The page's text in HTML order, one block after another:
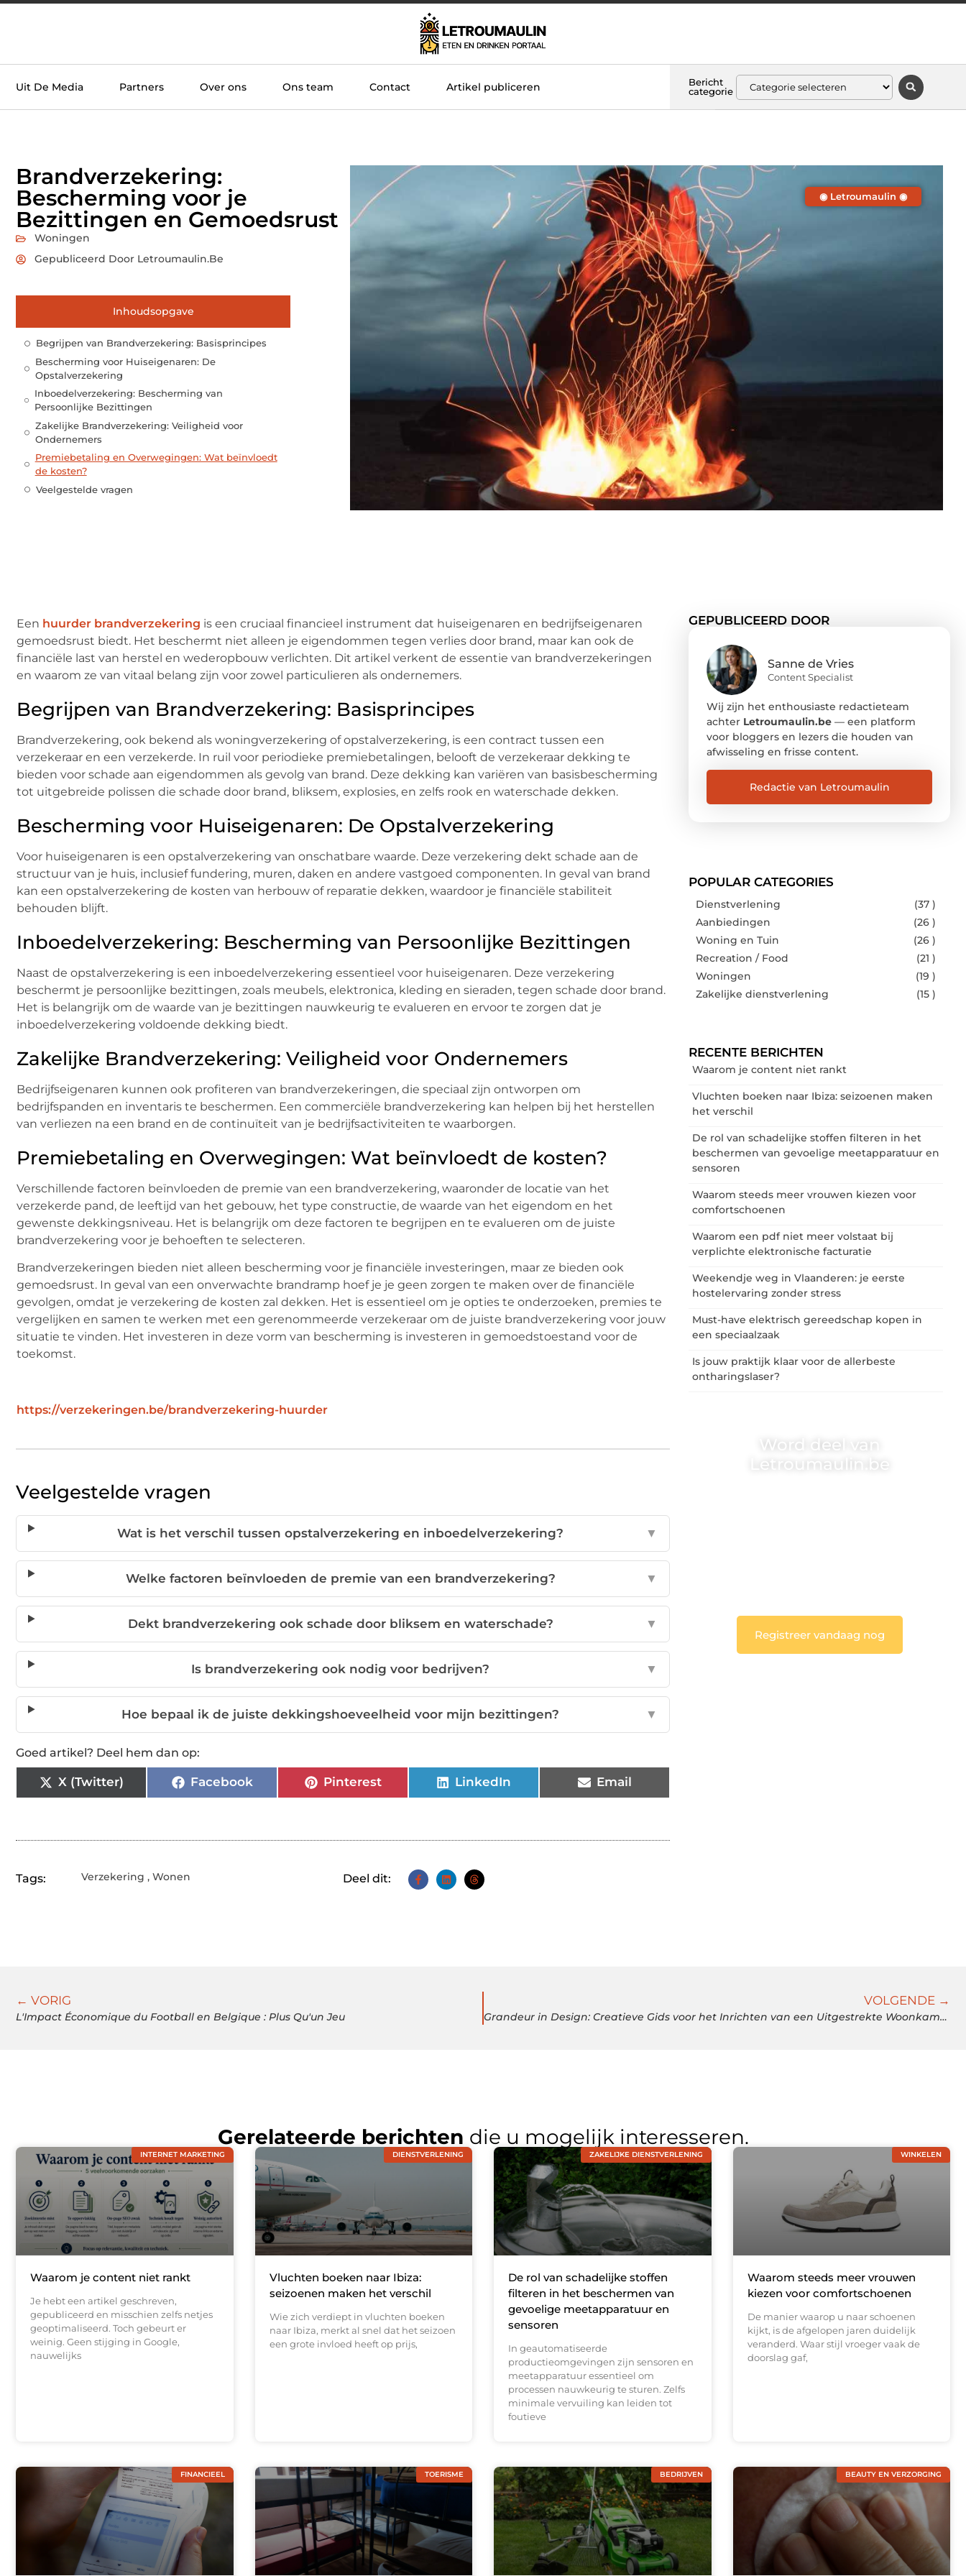
Uit De Media Partners Over ons Ons team Contact Artikel publiceren
Bericht
categorie
Brandverzekering:
Bescherming voor je
Bezittingen en Gemoedsrust
Woningen
Gepubliceerd Door Letroumaulin.be
Inhoudsopgave
Begrijpen van Brandverzekering: Basisprincipes
Bescherming voor Huiseigenaren: De
Opstalverzekering
Inboedelverzekering: Bescherming van
Persoonlijke Bezittingen
Zakelijke Brandverzekering: Veiligheid voor
Ondernemers
Premiebetaling en Overwegingen: Wat beïnvloedt
de kosten?
Veelgestelde vragen
◉ Letroumaulin ◉
Een huurder brandverzekering is een cruciaal financieel instrument dat huiseigenaren en bedrijfseigenaren
gemoedsrust biedt. Het beschermt niet alleen je eigendommen tegen verlies door brand, maar kan ook de
financiële last van herstel en wederopbouw verlichten. Dit artikel verkent de essentie van brandverzekeringen
en waarom ze van vitaal belang zijn voor zowel particulieren als ondernemers.
Begrijpen van Brandverzekering: Basisprincipes
Brandverzekering, ook bekend als woningverzekering of opstalverzekering, is een contract tussen een
verzekeraar en een verzekerde. In ruil voor periodieke premiebetalingen, belooft de verzekeraar dekking te
bieden voor schade aan eigendommen als gevolg van brand. Deze dekking kan variëren van basisbescherming
tot uitgebreide polissen die schade door brand, bliksem, explosies, en zelfs rook en waterschade dekken.
Bescherming voor Huiseigenaren: De Opstalverzekering
Voor huiseigenaren is een opstalverzekering van onschatbare waarde. Deze verzekering dekt schade aan de
structuur van je huis, inclusief fundering, muren, daken en andere vastgoed componenten. In geval van brand
kan een opstalverzekering de kosten van herbouw of reparatie dekken, waardoor je financiële stabiliteit
behouden blijft.
Inboedelverzekering: Bescherming van Persoonlijke Bezittingen
Naast de opstalverzekering is een inboedelverzekering essentieel voor huiseigenaren. Deze verzekering
beschermt je persoonlijke bezittingen, zoals meubels, elektronica, kleding en sieraden, tegen schade door brand.
Het is belangrijk om de waarde van je bezittingen nauwkeurig te evalueren en ervoor te zorgen dat je
inboedelverzekering voldoende dekking biedt.
Zakelijke Brandverzekering: Veiligheid voor Ondernemers
Bedrijfseigenaren kunnen ook profiteren van brandverzekeringen, die speciaal zijn ontworpen om
bedrijfspanden en inventaris te beschermen. Een commerciële brandverzekering kan helpen bij het herstellen
van verliezen na een brand en de continuïteit van je bedrijfsactiviteiten te waarborgen.
Premiebetaling en Overwegingen: Wat beïnvloedt de kosten?
Verschillende factoren beïnvloeden de premie van een brandverzekering, waaronder de locatie van het
verzekerde pand, de leeftijd van het gebouw, het type constructie, de waarde van het eigendom en het
gewenste dekkingsniveau. Het is belangrijk om deze factoren te begrijpen en te evalueren om de juiste
brandverzekering voor je behoeften te selecteren.
Brandverzekeringen bieden niet alleen bescherming voor je financiële investeringen, maar ze bieden ook
gemoedsrust. In geval van een onverwachte brandramp hoef je je geen zorgen te maken over de financiële
gevolgen, omdat je verzekering de kosten zal dekken. Het is essentieel om je opties te onderzoeken, premies te
vergelijken en samen te werken met een gerenommeerde verzekeraar om de juiste brandverzekering voor jouw
situatie te vinden. Het investeren in deze vorm van bescherming is investeren in gemoedstoestand voor de
toekomst.
https://verzekeringen.be/brandverzekering-huurder
Veelgestelde vragen
Wat is het verschil tussen opstalverzekering en inboedelverzekering? ▼
Welke factoren beïnvloeden de premie van een brandverzekering? ▼
Dekt brandverzekering ook schade door bliksem en waterschade? ▼
Is brandverzekering ook nodig voor bedrijven? ▼
Hoe bepaal ik de juiste dekkingshoeveelheid voor mijn bezittingen? ▼
Goed artikel? Deel hem dan op:
X (Twitter) Facebook Pinterest LinkedIn Email
Tags: Verzekering , Wonen Deel dit:
GEPUBLICEERD DOOR
Sanne de Vries
Content Specialist
Wij zijn het enthousiaste redactieteam
achter Letroumaulin.be — een platform
voor bloggers en lezers die houden van
afwisseling en frisse content.
Redactie van Letroumaulin
POPULAR CATEGORIES
Dienstverlening
(37 )
Aanbiedingen
(26 )
Woning en Tuin
(26 )
Recreation / Food
(21 )
Woningen
(19 )
Zakelijke dienstverlening
(15 )
RECENTE BERICHTEN
Waarom je content niet rankt
Vluchten boeken naar Ibiza: seizoenen maken
het verschil
De rol van schadelijke stoffen filteren in het
beschermen van gevoelige meetapparatuur en
sensoren
Waarom steeds meer vrouwen kiezen voor
comfortschoenen
Waarom een pdf niet meer volstaat bij
verplichte elektronische facturatie
Weekendje weg in Vlaanderen: je eerste
hostelervaring zonder stress
Must-have elektrisch gereedschap kopen in
een speciaalzaak
Is jouw praktijk klaar voor de allerbeste
ontharingslaser?
Word deel van
Letroumaulin.be
Registreer vandaag nog
← VORIG
L'Impact Économique du Football en Belgique : Plus Qu'un Jeu
VOLGENDE →
Grandeur in Design: Creatieve Gids voor het Inrichten van een Uitgestrekte Woonkamer
Gerelateerde berichten die u mogelijk interesseren.
INTERNET MARKETING
Waarom je content niet rankt
Je hebt een artikel geschreven,
gepubliceerd en misschien zelfs netjes
geoptimaliseerd. Toch gebeurt er
weinig. Geen stijging in Google,
nauwelijks
DIENSTVERLENING
Vluchten boeken naar Ibiza:
seizoenen maken het verschil
Wie zich verdiept in vluchten boeken
naar Ibiza, merkt al snel dat het seizoen
een grote invloed heeft op prijs,
ZAKELIJKE DIENSTVERLENING
De rol van schadelijke stoffen
filteren in het beschermen van
gevoelige meetapparatuur en
sensoren
In geautomatiseerde
productieomgevingen zijn sensoren en
meetapparatuur essentieel om
processen nauwkeurig te sturen. Zelfs
minimale vervuiling kan leiden tot
foutieve
WINKELEN
Waarom steeds meer vrouwen
kiezen voor comfortschoenen
De manier waarop u naar schoenen
kijkt, is de afgelopen jaren duidelijk
veranderd. Waar stijl vroeger vaak de
doorslag gaf,
FINANCIEEL TOERISME BEDRIJVEN BEAUTY EN VERZORGING